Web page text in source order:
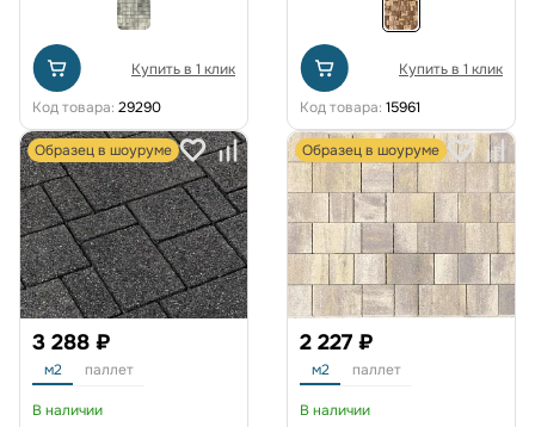
Купить в 1 клик
Код товара: 29290
Купить в 1 клик
Код товара: 15961
Образец в шоуруме
3 288 ₽
м2 паллет
В наличии
Образец в шоуруме
2 227 ₽
м2 паллет
В наличии